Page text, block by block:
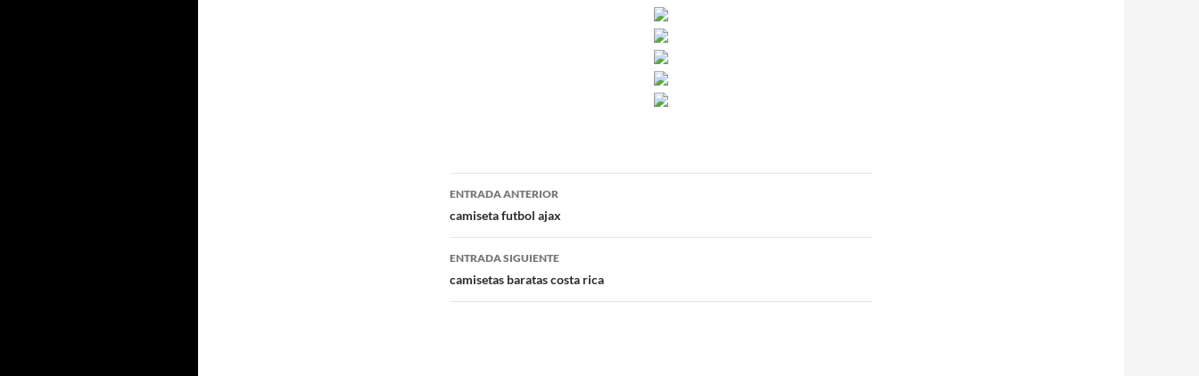
Navegación
de
entradas
ENTRADA ANTERIOR
camiseta futbol ajax
ENTRADA SIGUIENTE
camisetas baratas costa rica